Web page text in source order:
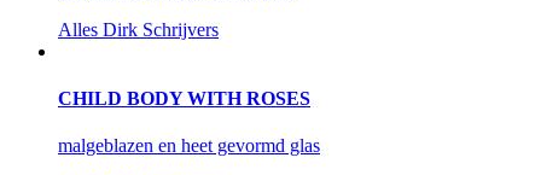
Alles Dirk Schrijvers
CHILD BODY WITH ROSES
malgeblazen en heet gevormd glas